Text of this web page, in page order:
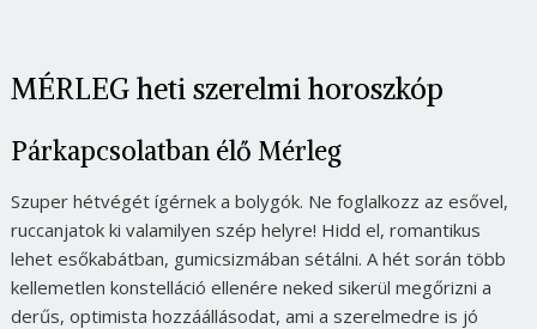
MÉRLEG heti szerelmi horoszkóp
Párkapcsolatban élő Mérleg
Szuper hétvégét ígérnek a bolygók. Ne foglalkozz az esővel,
ruccanjatok ki valamilyen szép helyre! Hidd el, romantikus
lehet esőkabátban, gumicsizmában sétálni. A hét során több
kellemetlen konstelláció ellenére neked sikerül megőrizni a
derűs, optimista hozzáállásodat, ami a szerelmedre is jó